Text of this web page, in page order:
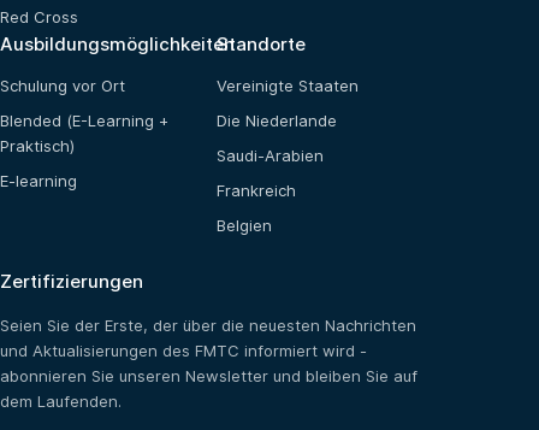
Red Cross
Ausbildungsmöglichkeiten
Schulung vor Ort
Blended (E-Learning +
Praktisch)
E-learning
Standorte
Vereinigte Staaten
Die Niederlande
Saudi-Arabien
Frankreich
Belgien
Zertifizierungen
Seien Sie der Erste, der über die neuesten Nachrichten
und Aktualisierungen des FMTC informiert wird -
abonnieren Sie unseren Newsletter und bleiben Sie auf
dem Laufenden.